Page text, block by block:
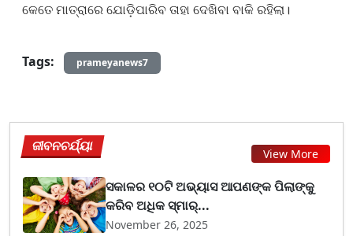
କେତେ ମାତ୍ରାରେ ଯୋଡ଼ିପାରିବ ତାହା ଦେଖିବା ବାକି ରହିଲା।
Tags: prameyanews7
ଜୀବନଚର୍ଯ୍ୟା View More
ସକାଳର ୧୦ଟି ଅଭ୍ୟାସ ଆପଣଙ୍କ ପିଲାଙ୍କୁ
କରିବ ଅଧିକ ସ୍ମାର୍...
November 26, 2025